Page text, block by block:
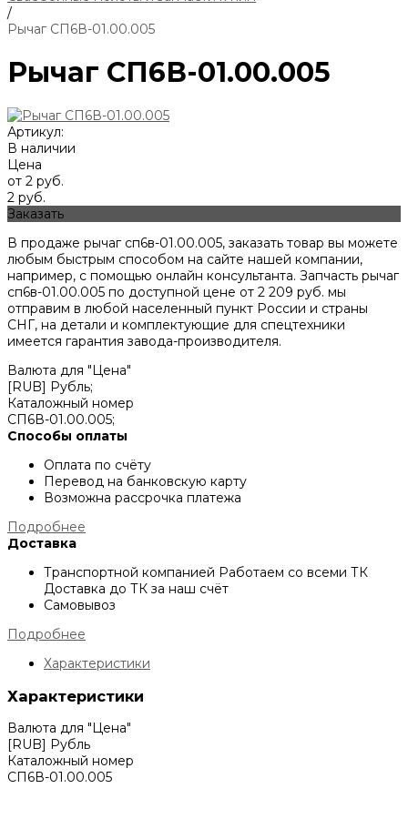
/
Рычаг СП6В-01.00.005
Рычаг СП6В-01.00.005
Артикул:
В наличии
Цена
от 2 руб.
2 руб.
Заказать
В продаже рычаг сп6в-01.00.005, заказать товар вы можете
любым быстрым способом на сайте нашей компании,
например, с помощью онлайн консультанта. Запчасть рычаг
сп6в-01.00.005 по доступной цене от 2 209 руб. мы
отправим в любой населенный пункт России и страны
СНГ, на детали и комплектующие для спецтехники
имеется гарантия завода-производителя.
Валюта для "Цена"
[RUB] Рубль;
Каталожный номер
СП6В-01.00.005;
Способы оплаты
Оплата по счёту
Перевод на банковскую карту
Возможна рассрочка платежа
Подробнее
Доставка
Транспортной компанией Работаем со всеми ТК
Доставка до ТК за наш счёт
Самовывоз
Подробнее
Характеристики
Характеристики
Валюта для "Цена"
[RUB] Рубль
Каталожный номер
СП6В-01.00.005